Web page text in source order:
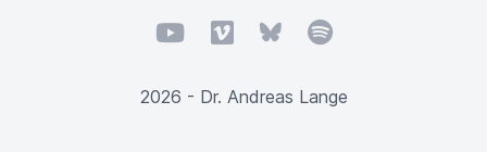
YouTubeVimeo BlueskySpotify
2026 - Dr. Andreas Lange